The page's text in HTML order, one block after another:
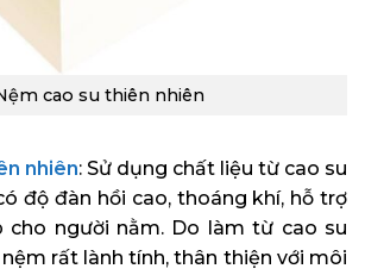
cao su thiên nhiên
nhiên: Sử dụng chất liệu từ cao su
độ đàn hồi cao, thoáng khí, hỗ trợ
cho người nằm. Do làm từ cao su
rất lành tính, thân thiện với môi